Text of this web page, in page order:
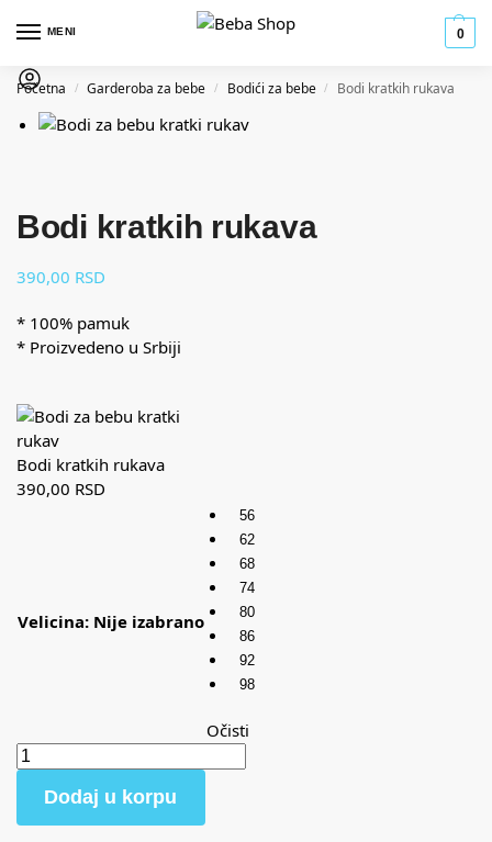
MENI 0
Početna / Garderoba za bebe / Bodići za bebe / Bodi kratkih rukava
Bodi kratkih rukava
390,00 RSD
* 100% pamuk
* Proizvedeno u Srbiji
Bodi kratkih rukava
390,00 RSD
Velicina: Nije izabrano
56
62
68
74
80
86
92
98
Očisti
Dodaj u korpu